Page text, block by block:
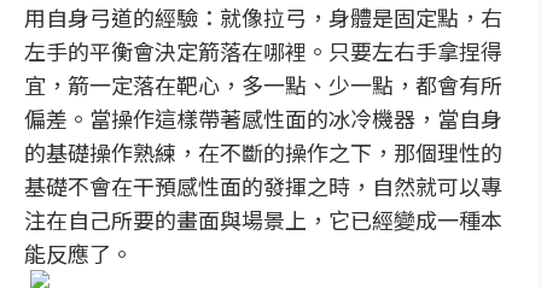
用自身弓道的經驗：就像拉弓，身體是固定點，右
左手的平衡會決定箭落在哪裡。只要左右手拿捏得
宜，箭一定落在靶心，多一點、少一點，都會有所
偏差。當操作這樣帶著感性面的冰冷機器，當自身
的基礎操作熟練，在不斷的操作之下，那個理性的
基礎不會在干預感性面的發揮之時，自然就可以專
注在自己所要的畫面與場景上，它已經變成一種本
能反應了。